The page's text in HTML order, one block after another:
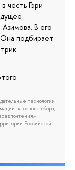
честь Гэри
В его
подбирает
технологии
на основе сбора,
Российской